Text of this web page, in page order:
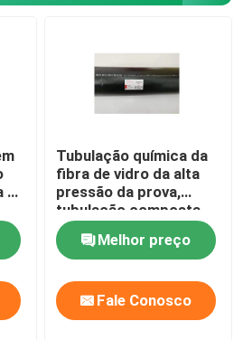
Tubulação química da
fibra de vidro da alta
pressão da prova,
tubulação composta
459mm da fibra de
vidro Melhor preço
Fale Conosco